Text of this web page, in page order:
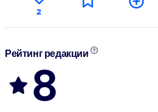
2
Рейтинг редакции
8